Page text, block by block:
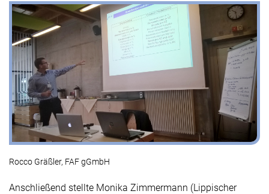
Rocco Gräßler, FAF gGmbH
Anschließend stellte Monika Zimmermann (Lippischer